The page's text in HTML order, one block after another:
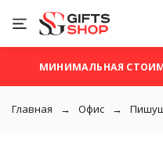
МИНИМАЛЬНАЯ
Главная Офис